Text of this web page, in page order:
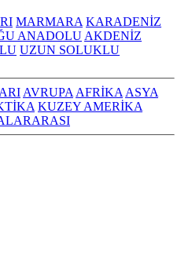
MARMARA KARADENİZ
ANADOLU AKDENİZ
UZUN SOLUKLU
AVRUPA AFRİKA ASYA
KUZEY AMERİKA